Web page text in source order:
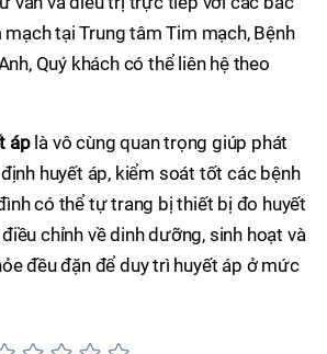
tại Trung tâm Tim mạch, Bệnh
Quý khách có thể liên hệ theo
áplà vô cùng quan trọng giúp phát
huyết áp, kiểm soát tốt các bệnh
có thể tự trang bị thiết bị đo huyết
chỉnh về dinh dưỡng, sinh hoạt và
đều đặn để duy trì huyết áp ở mức